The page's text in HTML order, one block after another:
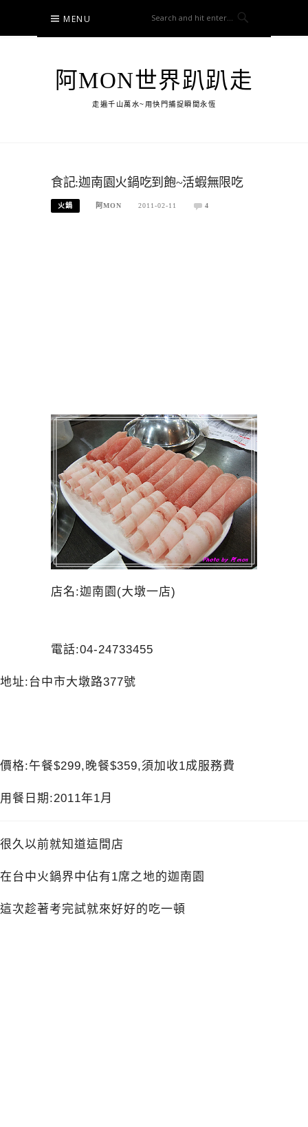
content
MENU
阿MON世界趴趴走
走遍千山萬水~用快門捕捉瞬間永恆
食記:迦南園火鍋吃到飽~活蝦無限吃
火鍋 阿MON 2011-02-11 4
店名:迦南園(大墩一店)
電話:04-24733455
地址:台中市大墩路377號
價格:午餐$299,晚餐$359,須加收1成服務費
用餐日期:2011年1月
很久以前就知道這間店
在台中火鍋界中佔有1席之地的迦南園
這次趁著考完試就來好好的吃一頓